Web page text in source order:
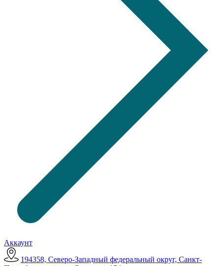
Аккаунт
194358, Северо-Западный федеральный округ, Санкт-